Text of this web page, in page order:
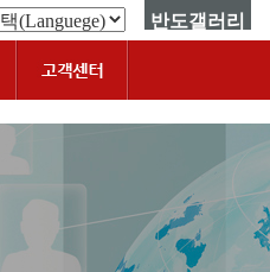
반도갤러리